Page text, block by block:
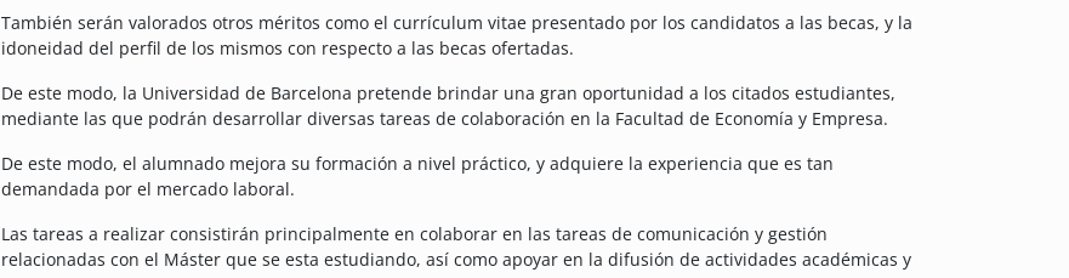
También serán valorados otros méritos como el currículum vitae presentado por los candidatos a las becas, y la
idoneidad del perfil de los mismos con respecto a las becas ofertadas.
De este modo, la Universidad de Barcelona pretende brindar una gran oportunidad a los citados estudiantes,
mediante las que podrán desarrollar diversas tareas de colaboración en la Facultad de Economía y Empresa.
De este modo, el alumnado mejora su formación a nivel práctico, y adquiere la experiencia que es tan
demandada por el mercado laboral.
Las tareas a realizar consistirán principalmente en colaborar en las tareas de comunicación y gestión
relacionadas con el Máster que se esta estudiando, así como apoyar en la difusión de actividades académicas y